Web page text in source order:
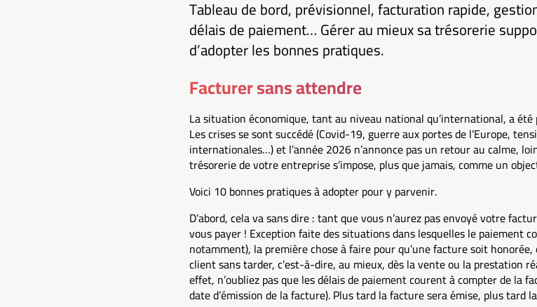
Tableau de bord, prévisionnel, facturation rapide,
délais de paiement… Gérer au mieux sa trésorerie
d’adopter les bonnes pratiques.
Facturer sans attendre
La situation économique, tant au niveau national qu’international, a
Les crises se sont succédé (Covid-19, guerre aux portes de l’Europe,
internationales…) et l’année 2026 n’annonce pas un retour au calme,
trésorerie de votre entreprise s’impose, plus que jamais, comme un
Voici 10 bonnes pratiques à adopter pour y parvenir.
D’abord, cela va sans dire : tant que vous n’aurez pas envoyé votre
vous payer ! Exception faite des situations dans lesquelles le paiement
notamment), la première chose à faire pour qu’une facture soit
client sans tarder, c’est-à-dire, au mieux, dès la vente ou la prestation
effet, n’oubliez pas que les délais de paiement courent à compter de la
date d’émission de la facture). Plus tard la facture sera émise, plus tard